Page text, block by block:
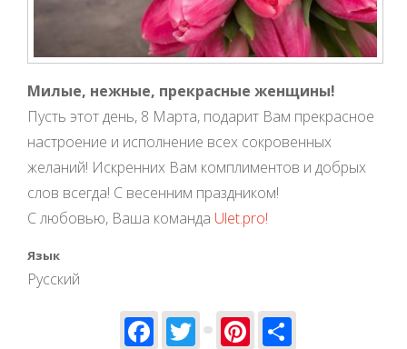
Милые, нежные, прекрасные женщины!
Пусть этот день, 8 Марта, подарит Вам прекрасное
настроение и исполнение всех сокровенных
желаний! Искренних Вам комплиментов и добрых
слов всегда! С весенним праздником!
С любовью, Ваша команда Ulet.pro!
Язык
Русский
Facebook
TwitterPinterest